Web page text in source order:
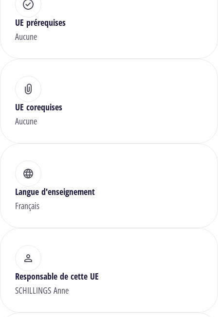
UE prérequises
Aucune
UE corequises
Aucune
Langue d'enseignement
Français
Responsable de cette UE
SCHILLINGS Anne